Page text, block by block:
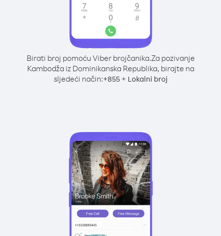
Birati broj pomoću Viber brojčanika.Za pozivanje
Kambodža iz Dominikanska Republika, birajte na
sljedeći način:+855+ Lokalni broj